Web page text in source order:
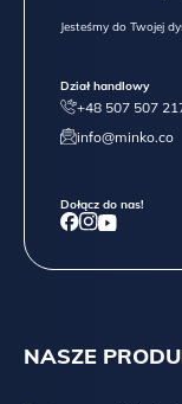
NASZE
Jesteśmy do Twojej
Dział handlowy
+48 507 507
info@minko.co
Dołącz do nas!